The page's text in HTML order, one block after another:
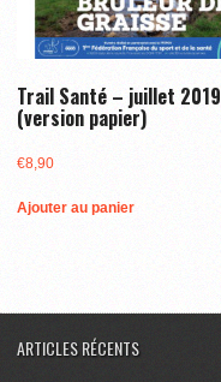
Trail Santé – juillet 2019
(version papier)
€8,90
Ajouter au panier
ARTICLES RÉCENTS